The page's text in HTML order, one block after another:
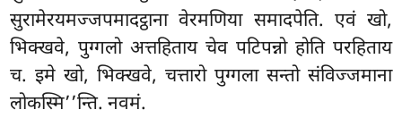
सुरामेरयमज्जपमादट्ठानावेरमणिया समादपेति. एवं खो,
भिक्खवे, पुग्गलो अत्तहिताय चेव पटिपन्नो होति परहिताय
च. इमे खो, भिक्खवे, चत्तारो पुग्गला सन्तो संविज्जमाना
लोकस्मि’’न्ति. नवमं.